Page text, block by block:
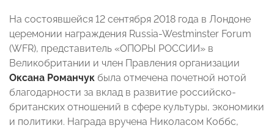
На состоявшейся 12 сентября 2018 года в Лондоне
церемонии награждения Russia-Westminster Forum
(WFR), представитель «ОПОРЫ РОССИИ» в
Великобритании и член Правления организации
Оксана Романчук была отмечена почетной нотой
благодарности за вклад в развитие российско-
британских отношений в сфере культуры, экономики
и политики. Награда вручена Николасом Коббс,